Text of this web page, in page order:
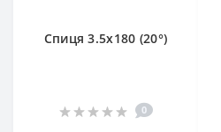
Спиця 3.5х180 (20°)
0